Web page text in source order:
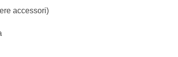
accessori)